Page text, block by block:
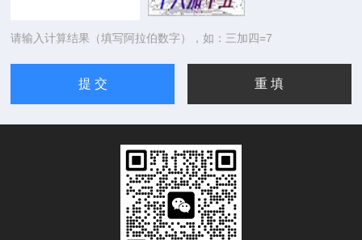
请输入计算结果（填写阿拉伯数字），如：三加四=7